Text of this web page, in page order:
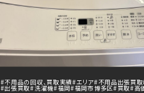
#不用品の回収、買取実績#エリア#不用品出張買取
#出張買取#洗濯機#福岡#福岡市博多区#買取#高